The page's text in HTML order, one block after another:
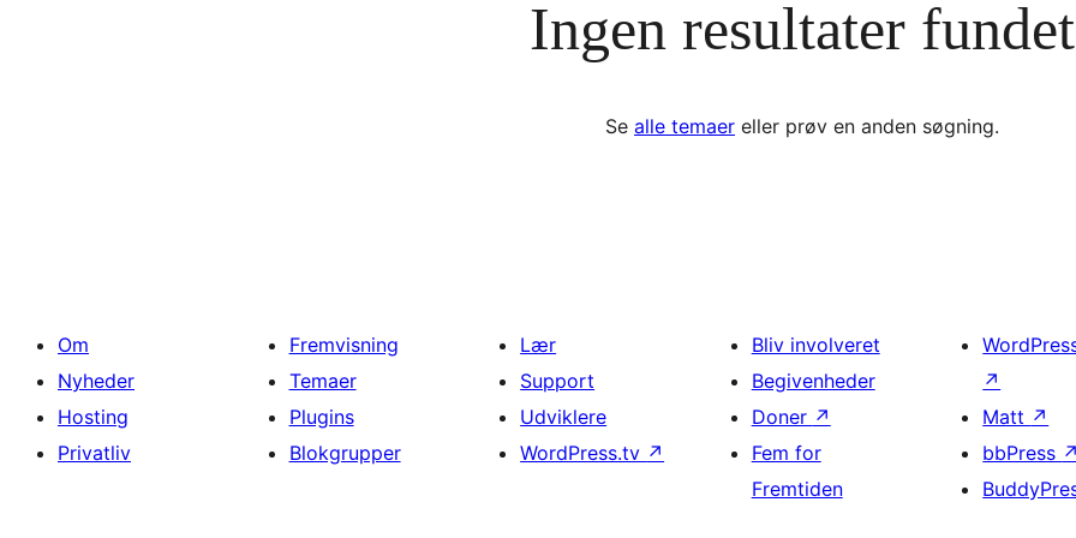
Ingen resultater fundet
Se alle temaer eller prøv en anden søgning.
Om
Nyheder
Hosting
Privatliv
Fremvisning
Temaer
Plugins
Blokgrupper
Lær
Support
Udviklere
WordPress.tv ↗
Bliv involveret
Begivenheder
Doner ↗
Fem for
Fremtiden
↗
Matt ↗
bbPress ↗